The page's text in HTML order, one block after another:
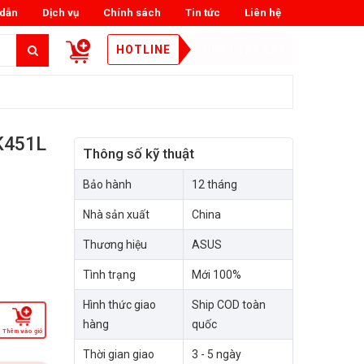
Liên hệ
Tin tức
Chính sách
Dịch vụ
HOTLINE
Thêm vào giỏ
Thông số kỹ thuật
Bảo hành 12 tháng
Nhà sản xuất China
Thương hiệu ASUS
Tình trạng Mới 100%
Hình thức giao
hàng
Ship COD toàn
quốc
Thời gian giao 3 - 5 ngày